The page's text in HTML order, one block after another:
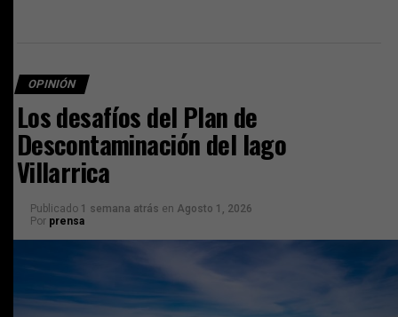
OPINIÓN
Los desafíos del Plan de
Descontaminación del lago
Villarrica
Publicado 1 semana atrás en Agosto 1, 2026
Por prensa